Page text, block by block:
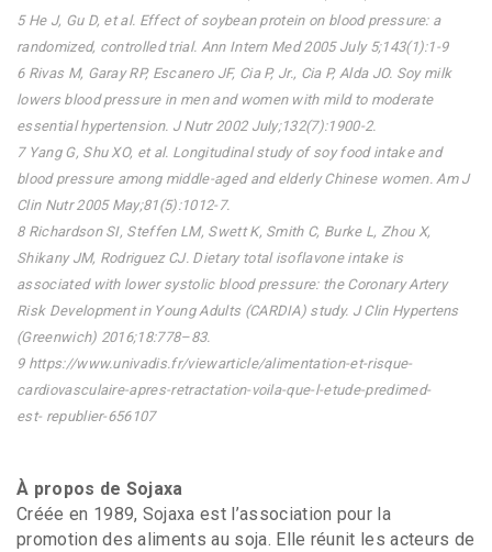
5 He J, Gu D, et al. Effect of soybean protein on blood pressure: a
randomized, controlled trial. Ann Intern Med 2005 July 5;143(1):1-9
6 Rivas M, Garay RP, Escanero JF, Cia P, Jr., Cia P, Alda JO. Soy milk
lowers blood pressure in men and women with mild to moderate
essential hypertension. J Nutr 2002 July;132(7):1900-2.
7 Yang G, Shu XO, et al. Longitudinal study of soy food intake and
blood pressure among middle-aged and elderly Chinese women. Am J
Clin Nutr 2005 May;81(5):1012-7.
8 Richardson SI, Steffen LM, Swett K, Smith C, Burke L, Zhou X,
Shikany JM, Rodriguez CJ. Dietary total isoflavone intake is
associated with lower systolic blood pressure: the Coronary Artery
Risk Development in Young Adults (CARDIA) study. J Clin Hypertens
(Greenwich) 2016;18:778–83.
9 https://www.univadis.fr/viewarticle/alimentation-et-risque-
cardiovasculaire-apres-retractation-voila-que-l-etude-predimed-
est- republier-656107
À propos de Sojaxa
Créée en 1989, Sojaxa est l’association pour la
promotion des aliments au soja. Elle réunit les acteurs de